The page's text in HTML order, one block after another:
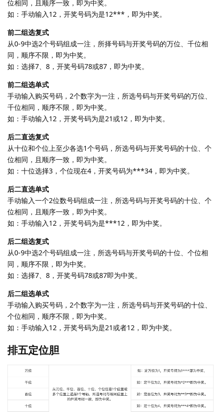
位相同，且顺序一致，即为中奖。
如：手动输入12，开奖号码为是12***，即为中奖。
前二组选复式
从0-9中选2个号码组成一注，所择号码与开奖号码的万位、千位相
同，顺序不限，即为中奖。
如：选择7、8，开奖号码78或87，即为中奖。
前二组选单式
手动输入购买号码，2个数字为一注，所选号码与开奖号码的万位、
千位相同，顺序不限，即为中奖。
如：手动输入12，开奖号码为是21或12，即为中奖。
后二直选复式
从十位和个位上至少各选1个号码，所选号码与开奖号码的十位、个
位相同，且顺序一致，即为中奖。
如：十位选择3，个位现在4，开奖号码为***34，即为中奖。
后二直选单式
手动输入一个2位数号码组成一注，所选号码与开奖号码的十位、个
位相同，且顺序一致，即为中奖。
如：手动输入12，开奖号码为是***12，即为中奖。
后二组选复式
从0-9中选2个号码组成一注，所选号码与开奖号码的十位、个位相
同，顺序不限，即为中奖。
如：选择7、8，开奖号码78或87即为中奖。
后二组选单式
手动输入购买号码，2个数字为一注，所选号码与开奖号码的十位、
个位相同，顺序不限，即为中奖。
如：手动输入12，开奖号码为是21或者12，即为中奖。
排五定位胆